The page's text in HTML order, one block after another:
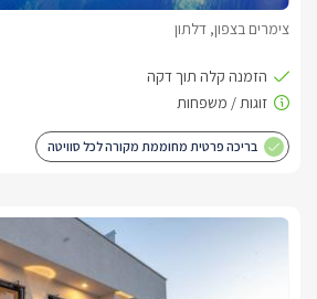
מתחם החוץ הפרטי עם בריכת
קסומה ורומנטית שתשרה בכם אוירה של
צימרים בצפון, דלתון
בריכה פרטית מחוממת מקורה לכל סוויטה